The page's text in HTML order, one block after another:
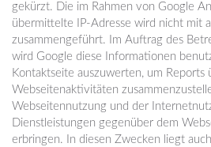
gekürzt. Die im Rahmen von Google
übermittelte IP-Adresse wird nicht mit
zusammengeführt. Im Auftrag des
wird Google diese Informationen
Kontaktseite auszuwerten, um Reports
Webseitenaktivitäten
Webseitennutzung und der
Dienstleistungen gegenüber dem
erbringen. In diesen Zwecken liegt